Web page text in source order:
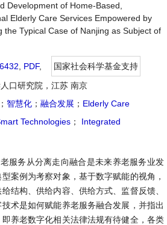
Development of Home-Based,
Elderly Care Services Empowered by
the Typical Case of Nanjing as Subject of
PDF,
国家社会科学基金支持
人口研究院，江苏 南京
； 智慧化 ； 融合发展 ； Elderly Care
Technologies ；
Integrated
服务从分离走向融合是未来养老服务业发
案例为考察对象，基于数字赋能的视角，
结构、供给内容、供给方式、监督反馈、
术是如何赋能养老服务融合发展，并指出
养老数字化相关法律法规有待健全，各类